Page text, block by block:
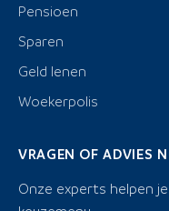
Pensioen
Sparen
Geld lenen
Woekerpolis
VRAGEN OF ADVIES
Onze experts helpen